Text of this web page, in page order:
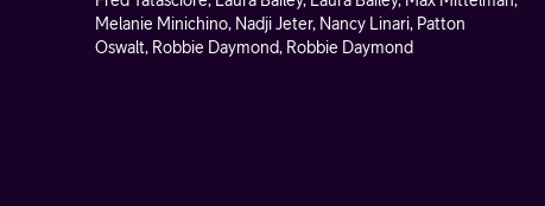
Melanie Minichino, Nadji Jeter, Nancy Linari, Patton
Oswalt, Robbie Daymond, Robbie Daymond